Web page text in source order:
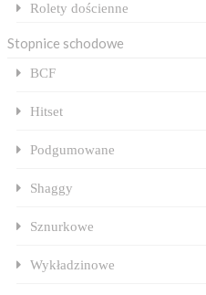
Rolety dościenne
Stopnice schodowe
BCF
Hitset
Podgumowane
Shaggy
Sznurkowe
Wykładzinowe